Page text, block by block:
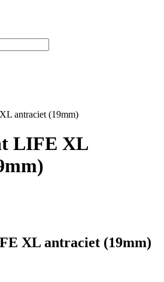
antraciet (19mm)
LIFE XL
XL antraciet (19mm)